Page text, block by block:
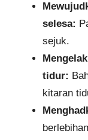
selesa:
sejuk.
tidur:
kitaran